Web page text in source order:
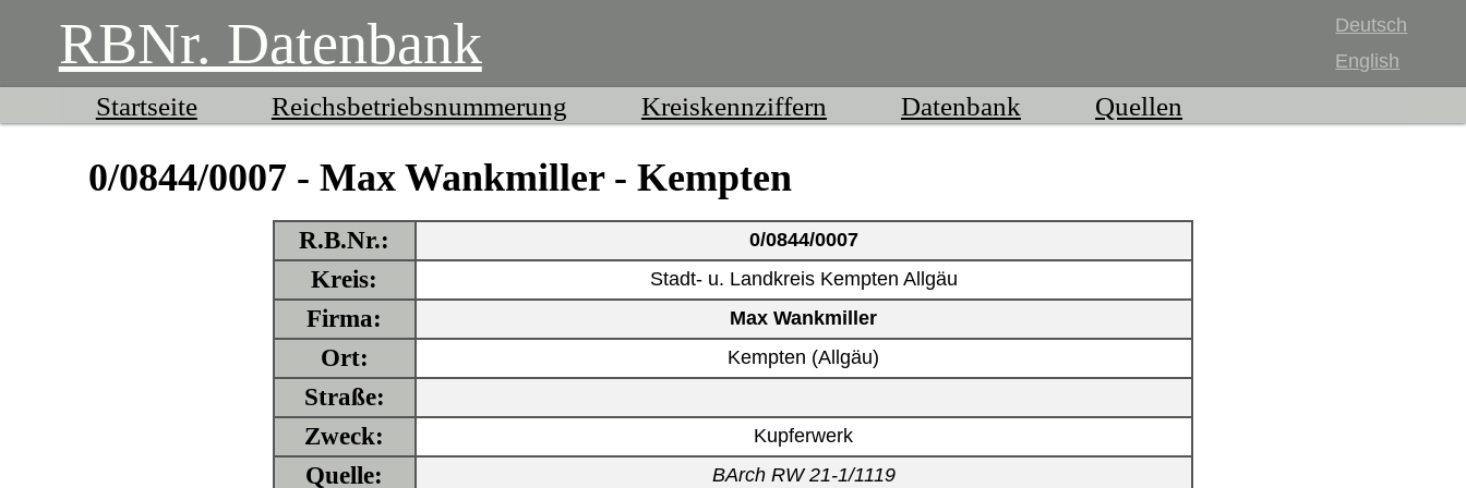
RBNr. Datenbank
Deutsch
English
Startseite Reichsbetriebsnummerung Kreiskennziffern Datenbank Quellen
0/0844/0007 - Max Wankmiller - Kempten
R.B.Nr.: 0/0844/0007
Kreis: Stadt- u. Landkreis Kempten Allgäu
Firma: Max Wankmiller
Ort: Kempten (Allgäu)
Straße:
Zweck:
Kupferwerk
Quelle: BArch RW 21-1/1119